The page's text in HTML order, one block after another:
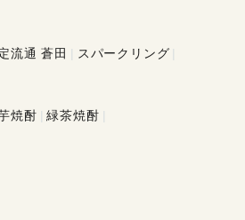
流通 蒼田 スパークリング
焼酎 緑茶焼酎